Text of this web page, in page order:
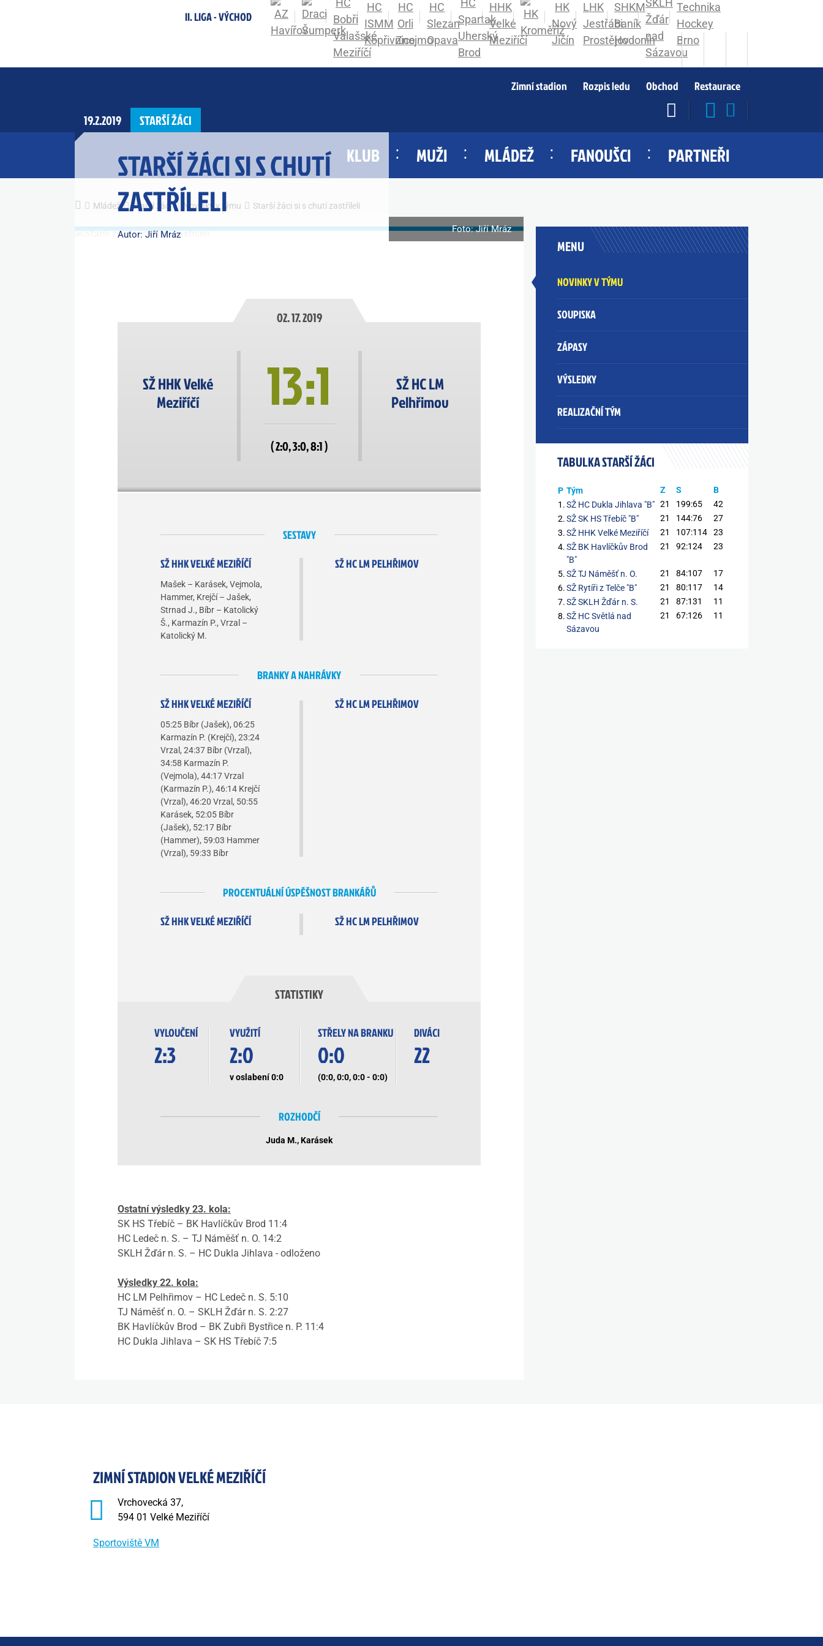
II. LIGA - VÝCHOD
Zimní stadion Rozpis ledu Obchod Restaurace
KLUB MUŽI MLÁDEŽ FANOUŠCI PARTNEŘI
Mládež Starší žáci Novinky v týmu Starší žáci si s chutí zastříleli
19.2.2019 STARŠÍ ŽÁCI
STARŠÍ ŽÁCI SI S CHUTÍ
ZASTŘÍLELI
Autor: Jiří Mráz Foto: Jiří Mráz
02. 17. 2019
SŽ HHK Velké
Meziříčí
13:1
( 2:0, 3:0, 8:1 )
SŽ HC LM
Pelhřimov
SESTAVY
SŽ HHK VELKÉ MEZIŘÍČÍ
Mašek – Karásek, Vejmola,
Hammer, Krejčí – Jašek,
Strnad J., Bíbr – Katolický
Š., Karmazín P., Vrzal –
Katolický M.
SŽ HC LM PELHŘIMOV
BRANKY A NAHRÁVKY
SŽ HHK VELKÉ MEZIŘÍČÍ
05:25 Bíbr (Jašek), 06:25
Karmazín P. (Krejčí), 23:24
Vrzal, 24:37 Bíbr (Vrzal),
34:58 Karmazín P.
(Vejmola), 44:17 Vrzal
(Karmazín P.), 46:14 Krejčí
(Vrzal), 46:20 Vrzal, 50:55
Karásek, 52:05 Bíbr
(Jašek), 52:17 Bíbr
(Hammer), 59:03 Hammer
(Vrzal), 59:33 Bíbr
SŽ HC LM PELHŘIMOV
PROCENTUÁLNÍ ÚSPĚŠNOST BRANKÁŘŮ
SŽ HHK VELKÉ MEZIŘÍČÍ
SŽ HC LM PELHŘIMOV
STATISTIKY
VYLOUČENÍ
2:3
VYUŽITÍ
2:0
v oslabení 0:0
STŘELY NA BRANKU
0:0
(0:0, 0:0, 0:0 - 0:0)
DIVÁCI
22
ROZHODČÍ
Juda M., Karásek
Ostatní výsledky 23. kola:
SK HS Třebíč – BK Havlíčkův Brod 11:4
HC Ledeč n. S. – TJ Náměšť n. O. 14:2
SKLH Žďár n. S. – HC Dukla Jihlava - odloženo
Výsledky 22. kola:
HC LM Pelhřimov – HC Ledeč n. S. 5:10
TJ Náměšť n. O. – SKLH Žďár n. S. 2:27
BK Havlíčkův Brod – BK Zubři Bystřice n. P. 11:4
HC Dukla Jihlava – SK HS Třebíč 7:5
MENU
NOVINKY V TÝMU
SOUPISKA
ZÁPASY
VÝSLEDKY
REALIZAČNÍ TÝM
TABULKA STARŠÍ ŽÁCI
P Tým Z S
B
1. SŽ HC Dukla Jihlava "B" 21 199:65
42
2. SŽ SK HS Třebíč "B" 21 144:76
27
3. SŽ HHK Velké Meziříčí 21 107:114
23
4. SŽ BK Havlíčkův Brod
"B"
21 92:124 23
5. SŽ TJ Náměšť n. O. 21 84:107
17
6. SŽ Rytíři z Telče "B" 21 80:117
14
7. SŽ SKLH Žďár n. S. 21 87:131
11
8. SŽ HC Světlá nad
Sázavou
21 67:126 11
ZIMNÍ STADION VELKÉ MEZIŘÍČÍ
Vrchovecká 37,
594 01 Velké Meziříčí
Sportoviště VM